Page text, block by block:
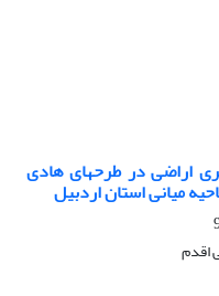
اراضی در طرحهای هادی
میانی استان اردبیل
اقدم